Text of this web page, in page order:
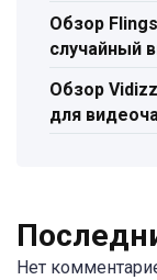
Обзор
случайный
Обзор
для
Нет